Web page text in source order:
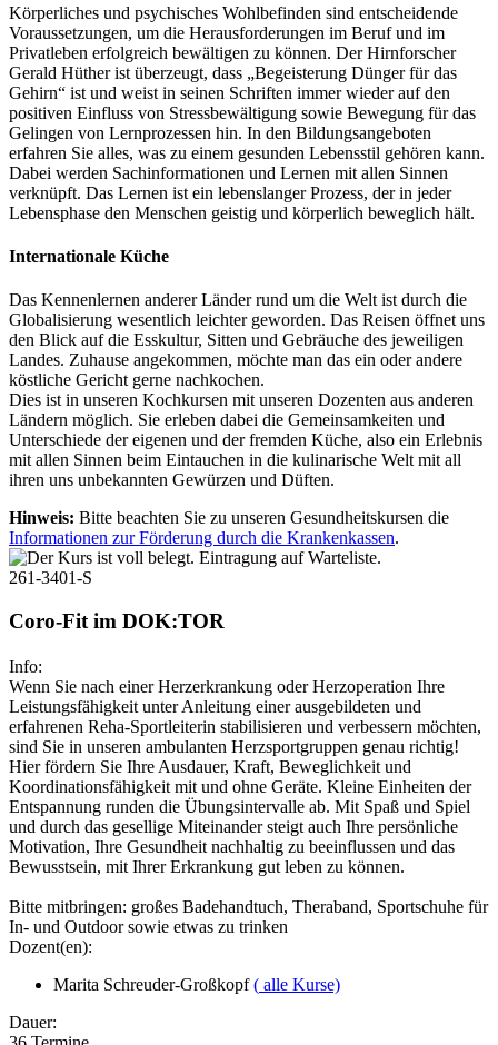
Körperliches und psychisches Wohlbefinden sind entscheidende
Voraussetzungen, um die Herausforderungen im Beruf und im
Privatleben erfolgreich bewältigen zu können. Der Hirnforscher
Gerald Hüther ist überzeugt, dass „Begeisterung Dünger für das
Gehirn“ ist und weist in seinen Schriften immer wieder auf den
positiven Einfluss von Stressbewältigung sowie Bewegung für das
Gelingen von Lernprozessen hin. In den Bildungsangeboten
erfahren Sie alles, was zu einem gesunden Lebensstil gehören kann.
Dabei werden Sachinformationen und Lernen mit allen Sinnen
verknüpft. Das Lernen ist ein lebenslanger Prozess, der in jeder
Lebensphase den Menschen geistig und körperlich beweglich hält.
Internationale Küche
Das Kennenlernen anderer Länder rund um die Welt ist durch die
Globalisierung wesentlich leichter geworden. Das Reisen öffnet uns
den Blick auf die Esskultur, Sitten und Gebräuche des jeweiligen
Landes. Zuhause angekommen, möchte man das ein oder andere
köstliche Gericht gerne nachkochen.
Dies ist in unseren Kochkursen mit unseren Dozenten aus anderen
Ländern möglich. Sie erleben dabei die Gemeinsamkeiten und
Unterschiede der eigenen und der fremden Küche, also ein Erlebnis
mit allen Sinnen beim Eintauchen in die kulinarische Welt mit all
ihren uns unbekannten Gewürzen und Düften.
Hinweis: Bitte beachten Sie zu unseren Gesundheitskursen die
Informationen zur Förderung durch die Krankenkassen.
261-3401-S
Coro-Fit im DOK:TOR
Info:
Wenn Sie nach einer Herzerkrankung oder Herzoperation Ihre
Leistungsfähigkeit unter Anleitung einer ausgebildeten und
erfahrenen Reha-Sportleiterin stabilisieren und verbessern möchten,
sind Sie in unseren ambulanten Herzsportgruppen genau richtig!
Hier fördern Sie Ihre Ausdauer, Kraft, Beweglichkeit und
Koordinationsfähigkeit mit und ohne Geräte. Kleine Einheiten der
Entspannung runden die Übungsintervalle ab. Mit Spaß und Spiel
und durch das gesellige Miteinander steigt auch Ihre persönliche
Motivation, Ihre Gesundheit nachhaltig zu beeinflussen und das
Bewusstsein, mit Ihrer Erkrankung gut leben zu können.
Bitte mitbringen: großes Badehandtuch, Theraband, Sportschuhe für
In- und Outdoor sowie etwas zu trinken
Dozent(en):
Marita Schreuder-Großkopf( alle Kurse)
Dauer: